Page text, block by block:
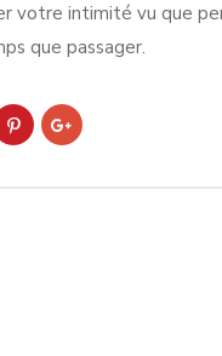
votre intimité vu que
que passager.